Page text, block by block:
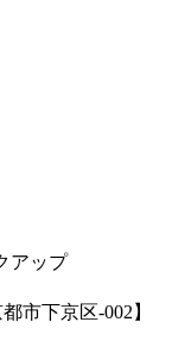
アップ
市下京区-002】